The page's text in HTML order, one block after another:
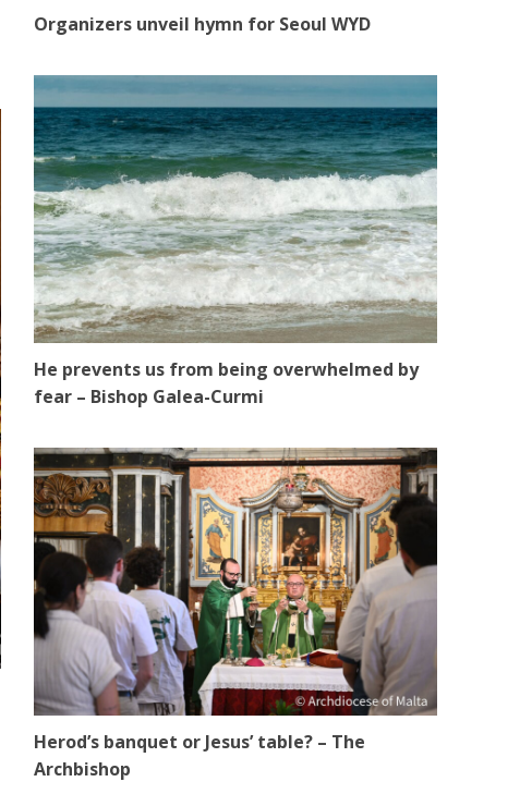
Organizers unveil hymn for Seoul WYD
He prevents us from being overwhelmed by
fear – Bishop Galea-Curmi
Herod’s banquet or Jesus’ table? – The
Archbishop